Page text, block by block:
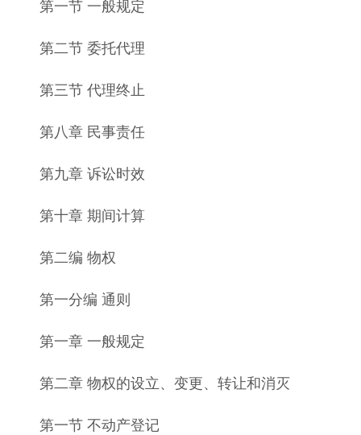
第一节 一般规定
第二节 委托代理
第三节 代理终止
第八章 民事责任
第九章 诉讼时效
第十章 期间计算
第二编 物权
第一分编 通则
第一章 一般规定
第二章 物权的设立、变更、转让和消灭
第一节 不动产登记